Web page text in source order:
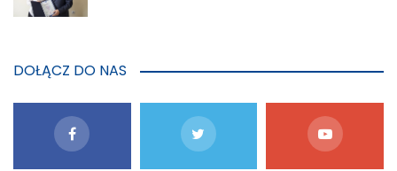
DOŁĄCZ DO NAS